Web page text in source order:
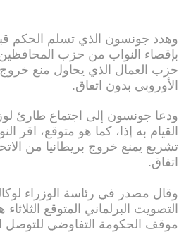
وهدد جونسون الذي تسلم الحكم
بإقصاء النواب من حزب
حزب العمال الذي يحاول منع خروج
الأوروبي بدون اتفاق.
ودعا جونسون إلى اجتماع طارئ
القيام به إذا، كما هو متوقع، اقر
تشريع يمنع خروج بريطانيا من
اتفاق.
وقال مصدر في رئاسة الوزراء
التصويت البرلماني المتوقع
موقف الحكومة التفاوضي للتوصل